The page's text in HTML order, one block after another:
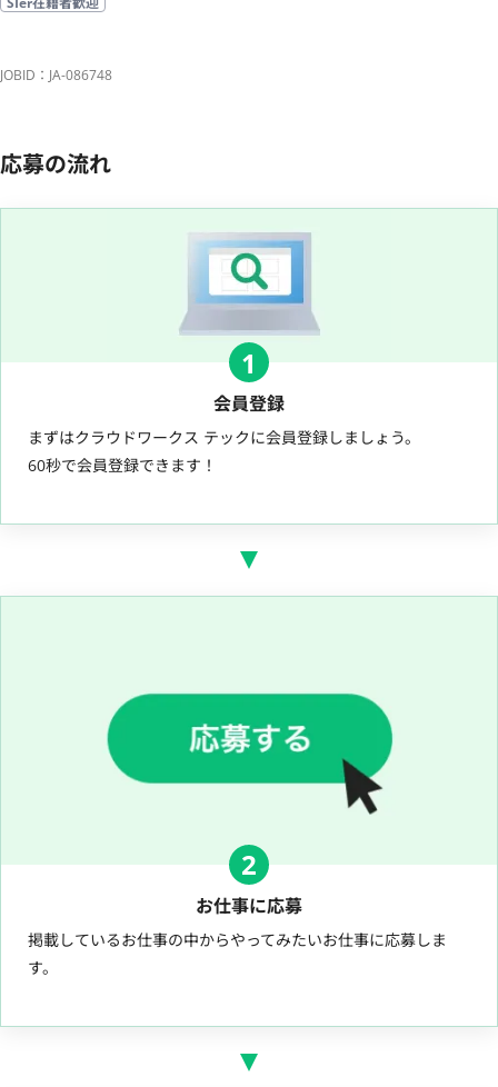
JOBID：JA-086748
応募の流れ
1
会員登録
まずはクラウドワークス テックに会員登録しましょう。
60秒で会員登録できます！
2
お仕事に応募
掲載しているお仕事の中からやってみたいお仕事に応募しま
す。